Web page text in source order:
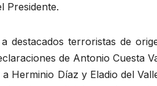
Presidente.
destacados terroristas de
de Antonio Cuesta
Herminio Díaz y Eladio del